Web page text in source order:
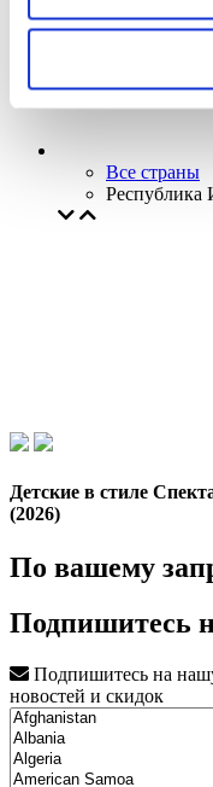
Все страны
Республика
Детские в стиле
(2026)
По вашему
Подпишитесь
Подпишитесь на
новостей и скидок